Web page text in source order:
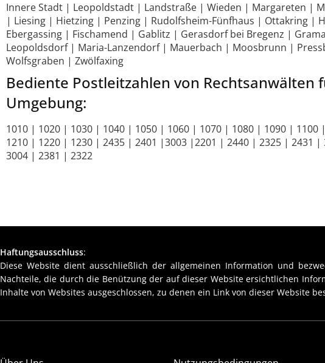
Innere Stadt | Leopoldstadt | Landstraße | Wieden | Margareten |
| Liesing | Hietzing | Penzing | Rudolfsheim-Fünfhaus | Ottakring
Ebergassing | Fischamend | Gablitz | Gerasdorf bei Bregenz |
Leopoldsdorf | Maria-Lanzendorf | Mauerbach | Moosbrunn |
Wolfsgraben | Zwölfaxing
Bediente Postleitzahlen von
Umgebung:
1010 | 1020 | 1030 | 1040 | 1050 | 1060 | 1070 | 1080 | 1090 |
1210 | 1220 | 1230 | 2435 | 2401 |3003 |2201 | 2440 | 2325 | 2431
3004 | 2381 | 2322
Haftungsausschluss:
Diese Website dient ausschließlich der allgemeinen Information und
Nachteile, die durch die Benützung der auf dieser Website ersichtlichen
Inhalte von Websites ausgeschlossen, zu denen ein Link von dieser Website